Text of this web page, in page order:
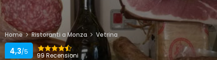
Home Ristoranti a Monza Vetrina
99 Recensioni
4,3/5